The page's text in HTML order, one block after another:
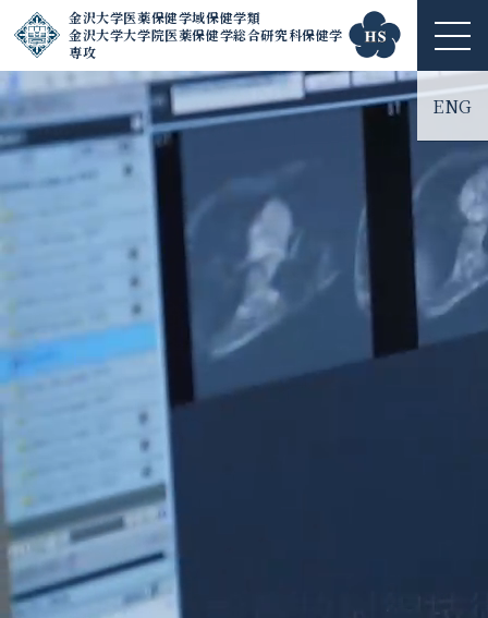
金沢大学医薬保健学域保健学類
金沢大学大学院医薬保健学総合研究科保健学
専攻
ME
NU
ENG